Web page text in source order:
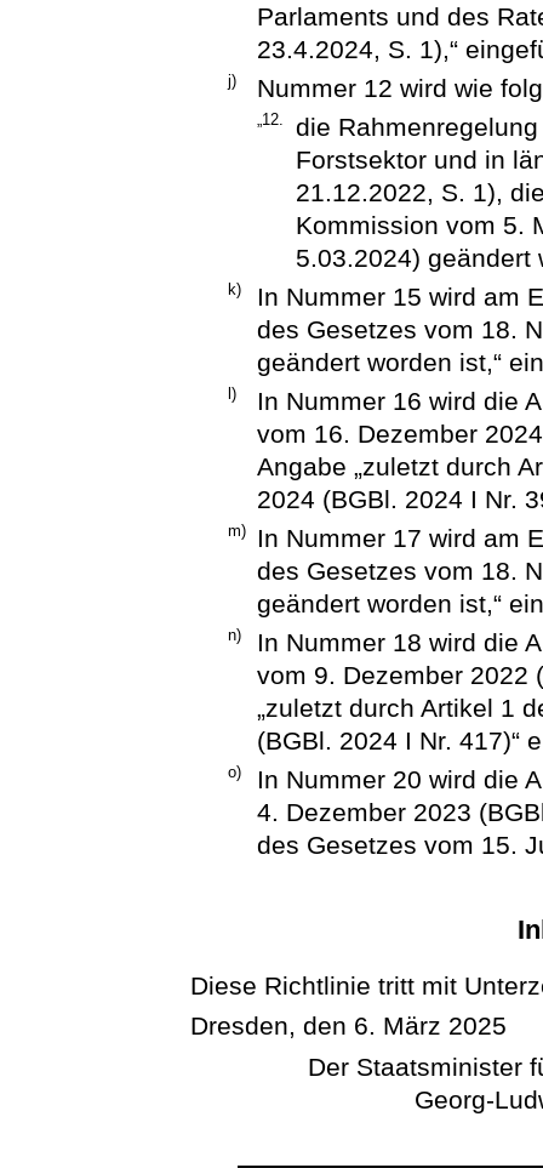
Parlaments und des
23.4.2024, S. 1),“
j) Nummer 12 wird wie
„12.
die
Forstsektor und in
21.12.2022, S. 1),
Kommission vom 5.
5.03.2024) geändert
k)
In Nummer 15 wird am
des Gesetzes vom 18.
geändert worden ist,“
l)
In Nummer 16 wird die
vom 16. Dezember
Angabe „zuletzt durch
2024 (BGBl. 2024 I Nr.
m)
In Nummer 17 wird am
des Gesetzes vom 18.
geändert worden ist,“
n)
In Nummer 18 wird die
vom 9. Dezember 2022
„zuletzt durch Artikel 1
(BGBl. 2024 I Nr. 417)“
o)
In Nummer 20 wird die
4. Dezember 2023
des Gesetzes vom 15.
Diese Richtlinie tritt mit
Dresden, den 6. März 2025
Der Staatsminister
Georg-